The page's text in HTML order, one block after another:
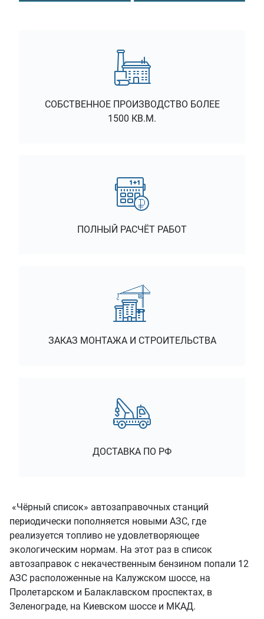
СОБСТВЕННОЕ ПРОИЗВОДСТВО БОЛЕЕ
1500 КВ.М.
ПОЛНЫЙ РАСЧЁТ РАБОТ
ЗАКАЗ МОНТАЖА И СТРОИТЕЛЬСТВА
ДОСТАВКА ПО РФ
«Чёрный список» автозаправочных станций
периодически пополняется новыми АЗС, где
реализуется топливо не удовлетворяющее
экологическим нормам. На этот раз в список
автозаправок с некачественным бензином попали 12
АЗС расположенные на Калужском шоссе, на
Пролетарском и Балаклавском проспектах, в
Зеленограде, на Киевском шоссе и МКАД.